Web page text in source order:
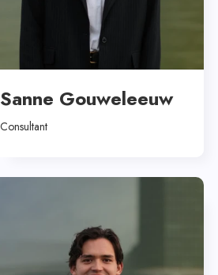
Sanne Gouweleeuw
Consultant